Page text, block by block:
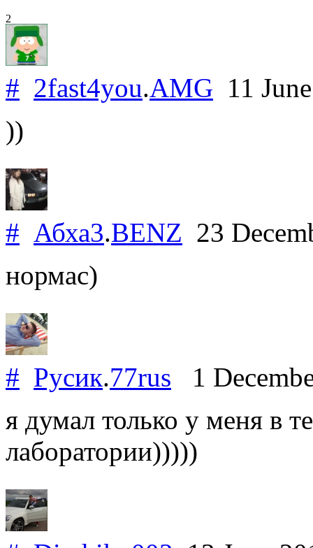
2
# 2fast4you.AMG 11
))
# Абха3.BENZ 23
нормас)
# Русик.77rus 1
я думал только у меня в
лаборатории)))))